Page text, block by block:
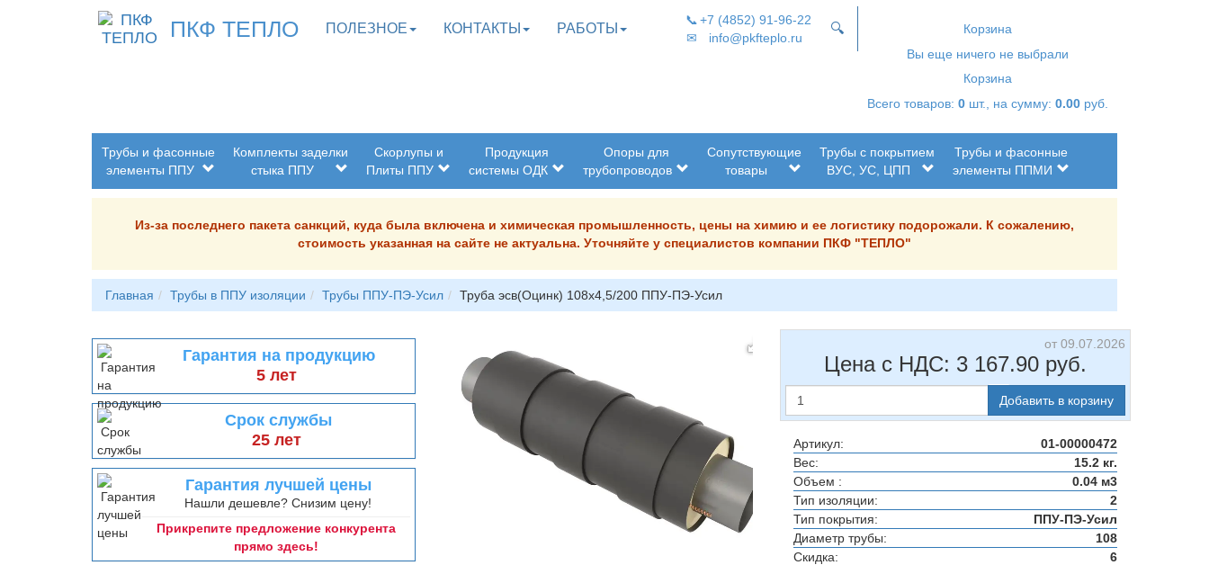
ПКФ ТЕПЛО ПОЛЕЗНОЕ КОНТАКТЫ РАБОТЫ
📞
✉
+7 (4852) 91-96-22
info@pkfteplo.ru
Корзина
Вы еще ничего не выбрали
Корзина
Всего товаров: 0 шт., на сумму: 0.00 руб.
🔍
Трубы и фасонные
элементы ППУ
Комплекты заделки
стыка ППУ
Скорлупы и
Плиты ППУ
Продукция
системы ОДК
Опоры для
трубопроводов
Сопутствующие
товары
Трубы с покрытием
ВУС, УС, ЦПП
Трубы и фасонные
элементы ППМИ
Из-за последнего пакета санкций, куда была включена и химическая промышленность, цены на химию и ее логистику подорожали. К сожалению,
стоимость указанная на сайте не актуальна. Уточняйте у специалистов компании ПКФ "ТЕПЛО"
Главная Трубы в ППУ изоляции Трубы ППУ-ПЭ-Усил Труба эсв(Оцинк) 108х4,5/200 ППУ-ПЭ-Усил
Гарантия на продукцию
5 лет
Срок службы
25 лет
Гарантия лучшей цены
Нашли дешевле? Снизим цену!
Прикрепите предложение конкурента
прямо здесь!
от 09.07.2026
Цена с НДС: 3 167.90 руб.
Добавить в корзину
Артикул:
01-00000472
Вес:
15.2 кг.
Объем :
0.04 м3
Тип изоляции:
2
Тип покрытия:
ППУ-ПЭ-Усил
Диаметр трубы:
108
Скидка:
6